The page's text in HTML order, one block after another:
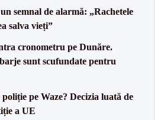
semnal de alarmă: „Rachetele
salva vieți”
cronometru pe Dunăre.
sunt scufundate pentru
pe Waze? Decizia luată de
a UE